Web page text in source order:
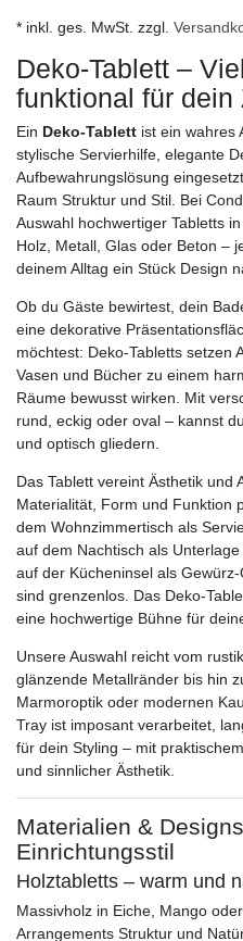
* inkl. ges. MwSt. zzgl.
Deko‑Tablett –
funktional für dein
Ein Deko-Tablett ist ein wahres
stylische Servierhilfe, elegante
Aufbewahrungslösung
Raum Struktur und Stil. Bei
Auswahl hochwertiger Tabletts
Holz, Metall, Glas oder Beton –
deinem Alltag ein Stück Design
Ob du Gäste bewirtest, dein
eine dekorative
möchtest: Deko‑Tabletts setzen
Vasen und Bücher zu einem
Räume bewusst wirken. Mit
rund, eckig oder oval – kannst
und optisch gliedern.
Das Tablett vereint Ästhetik und
Materialität, Form und Funktion
dem Wohnzimmertisch als
auf dem Nachtisch als
auf der Kücheninsel als
sind grenzenlos. Das
eine hochwertige Bühne für
Unsere Auswahl reicht vom
glänzende Metallränder bis hin
Marmoroptik oder modernen
Tray ist imposant verarbeitet,
für dein Styling – mit
und sinnlicher Ästhetik.
Materialien &
Einrichtungsstil
Holztabletts – warm und
Massivholz in Eiche, Mango
Arrangements Struktur und